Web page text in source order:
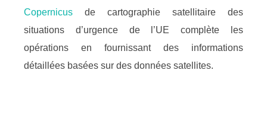
Copernicus de cartographie satellitaire des
situations d’urgence de l’UE complète les
opérations en fournissant des informations
détaillées basées sur des données satellites.